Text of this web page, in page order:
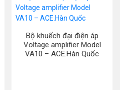
Bộ khuếch đại điện áp
Voltage amplifier Model
VA10 – ACE.Hàn Quốc